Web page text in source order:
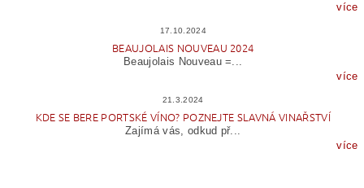
více
17.10.2024
BEAUJOLAIS NOUVEAU 2024
Beaujolais Nouveau =...
více
21.3.2024
KDE SE BERE PORTSKÉ VÍNO? POZNEJTE SLAVNÁ VINAŘSTVÍ
Zajímá vás, odkud př...
více